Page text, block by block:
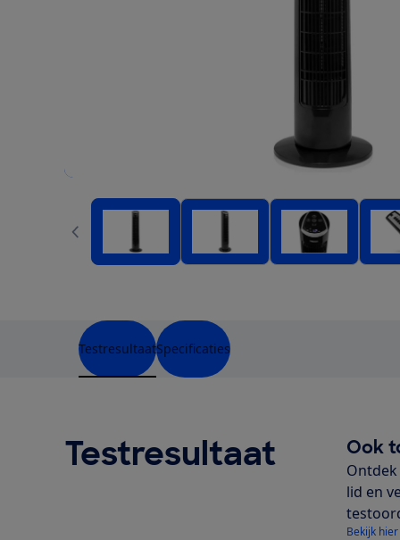
TestresultaatSpecificaties
Testresultaat Ook
lid en
Bekijk